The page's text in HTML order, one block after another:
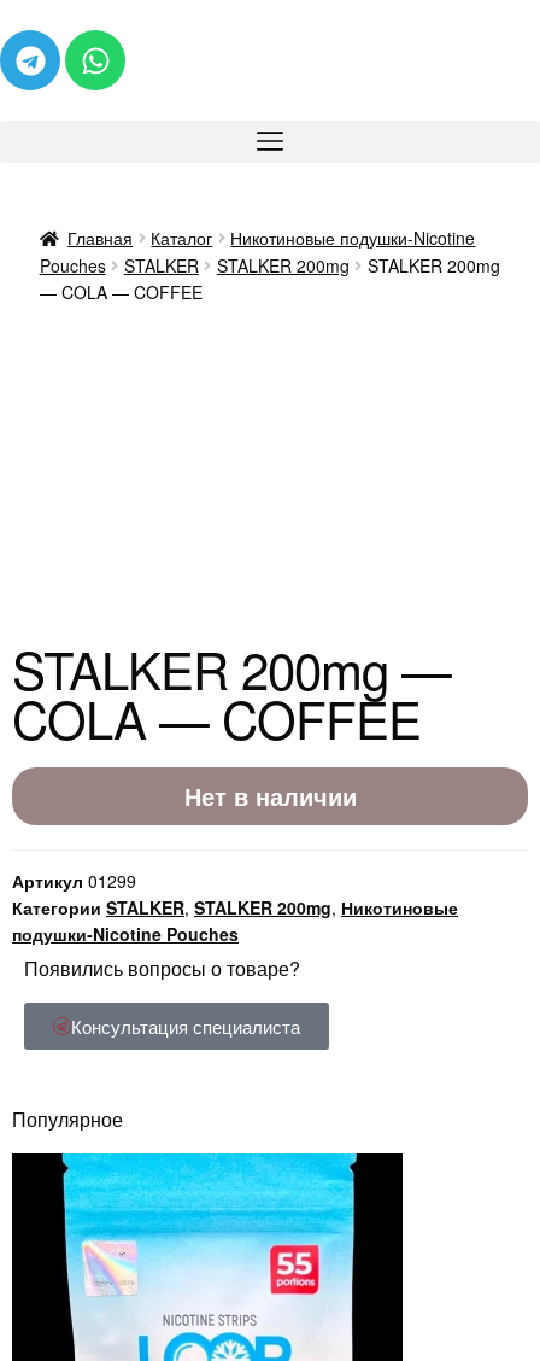
Главная Каталог
Никотиновые подушки-Nicotine
Pouches
STALKER STALKER 200mg
STALKER 200mg
— COLA — COFFEE
STALKER 200mg —
COLA — COFFEE
Нет в наличии
Артикул 01299
Категории STALKER, STALKER 200mg, Никотиновые
подушки-Nicotine Pouches
Появились вопросы о товаре?
Консультация специалиста
Популярное